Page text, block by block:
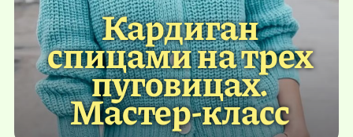
Кардиган
спицами на трех
пуговицах.
Мастер-класс